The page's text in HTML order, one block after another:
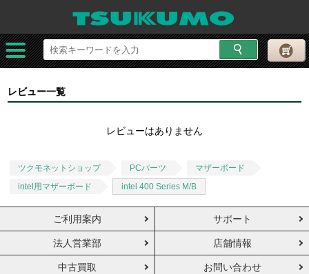
レビュー一覧
レビューはありません
ツクモネットショップ PCパーツ
マザーボード
intel用マザーボード
intel 400 Series M/B
ご利用案内 サポート
法人営業部 店舗情報
中古買取 お問い合わせ